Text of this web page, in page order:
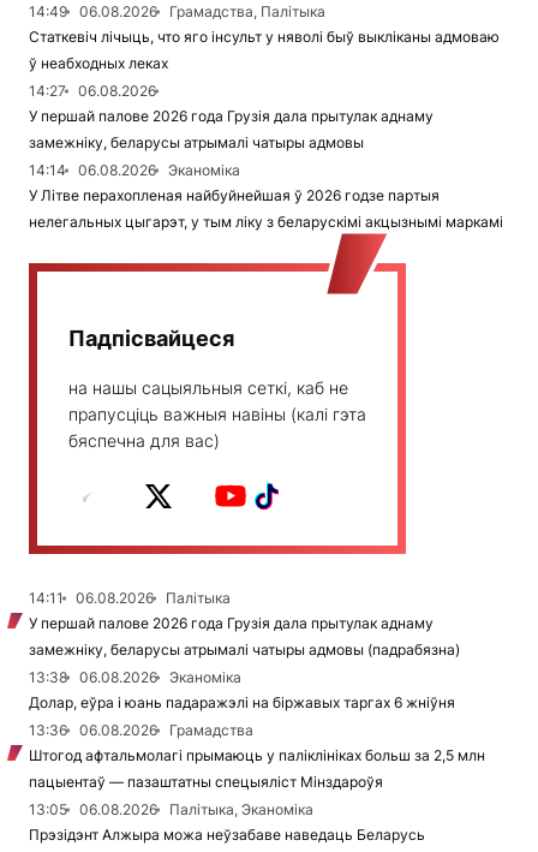
14:49 06.08.2026
Грамадства, Палітыка
Статкевіч лічыць, что яго інсульт у няволі быў выкліканы адмоваю
ў неабходных леках
14:27
06.08.2026
У першай палове 2026 года Грузія дала прытулак аднаму
замежніку, беларусы атрымалі чатыры адмовы
14:14
06.08.2026
Эканоміка
У Літве перахопленая найбуйнейшая ў 2026 годзе партыя
нелегальных цыгарэт, у тым ліку з беларускімі акцызнымі маркамі
Падпісвайцеся
на нашы сацыяльныя сеткі, каб не
прапусціць важныя навіны (калі гэта
бяспечна для вас)
14:11 06.08.2026
Палітыка
У першай палове 2026 года Грузія дала прытулак аднаму
замежніку, беларусы атрымалі чатыры адмовы (падрабязна)
13:38
06.08.2026
Эканоміка
Долар, еўра і юань падаражэлі на біржавых таргах 6 жніўня
13:36
06.08.2026
Грамадства
Штогод афтальмолагі прымаюць у паліклініках больш за 2,5 млн
пацыентаў — пазаштатны спецыяліст Мінздароўя
13:05
06.08.2026
Палітыка, Эканоміка
Прэзідэнт Алжыра можа неўзабаве наведаць Беларусь